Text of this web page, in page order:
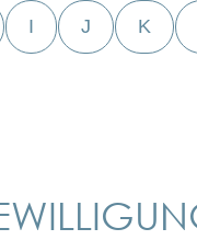
I J K